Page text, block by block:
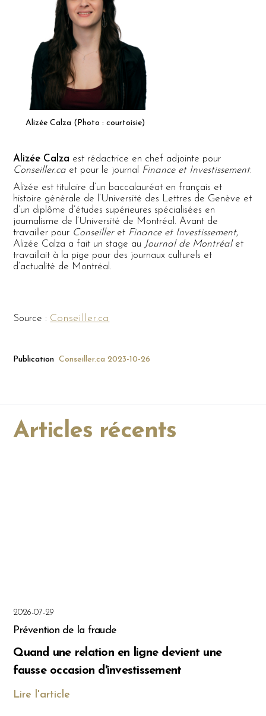
Alizée Calza (Photo : courtoisie)
Alizée Calza est rédactrice en chef adjointe pour
Conseiller.ca et pour le journal Finance et Investissement.
Alizée est titulaire d’un baccalauréat en français et
histoire générale de l’Université des Lettres de Genève et
d’un diplôme d’études supérieures spécialisées en
journalisme de l’Université de Montréal. Avant de
travailler pour Conseilleret Finance et Investissement,
Alizée Calza a fait un stage au Journal de Montréalet
travaillait à la pige pour des journaux culturels et
d’actualité de Montréal.
Source : Conseiller.ca
Publication Conseiller.ca 2023-10-26
Articles récents
2026-07-29
Prévention de la fraude
Quand une relation en ligne devient une
fausse occasion d'investissement
Lire l'article